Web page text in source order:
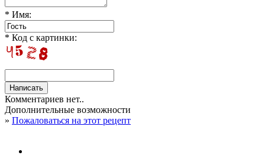
* Имя:
* Код с картинки:
Комментариев нет..
Дополнительные возможности
» Пожаловаться на этот рецепт